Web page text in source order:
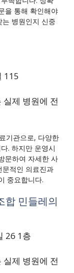
을 통해 확인해야
병원인지 신중
115
제 병원에 전
기관으로, 다양한
. 하지만 운영시
문하여 자세한 사
문적인 의료진과
중요합니다.
합 민들레의
26 1층
제 병원에 전